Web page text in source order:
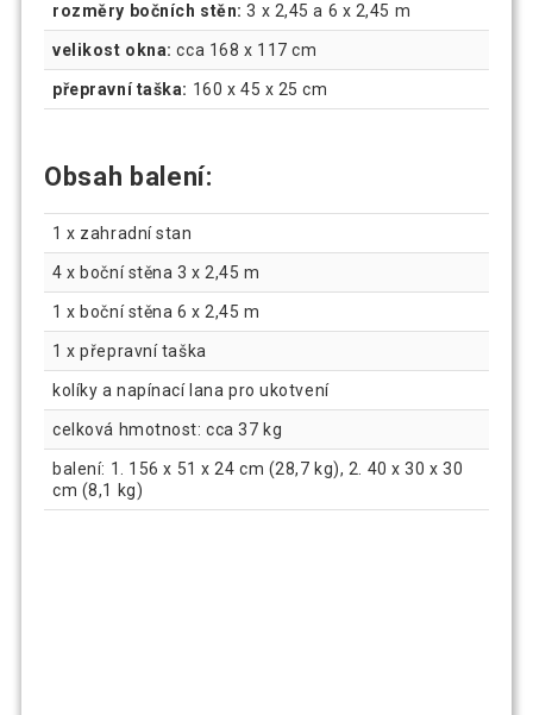
rozměry bočních stěn: 3 x 2,45 a 6 x 2,45 m
velikost okna: cca 168 x 117 cm
přepravní taška: 160 x 45 x 25 cm
Obsah balení:
1 x zahradní stan
4 x boční stěna 3 x 2,45 m
1 x boční stěna 6 x 2,45 m
1 x přepravní taška
kolíky a napínací lana pro ukotvení
celková hmotnost: cca 37 kg
balení: 1. 156 x 51 x 24 cm (28,7 kg), 2. 40 x 30 x 30
cm (8,1 kg)